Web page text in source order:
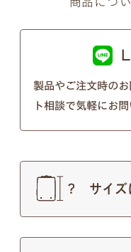
製品やご注文時の
ト相談で気軽にお
サイズ
筆記体のSとT、z
ではないかとのお
以下の画像のよう
ておりますのでご